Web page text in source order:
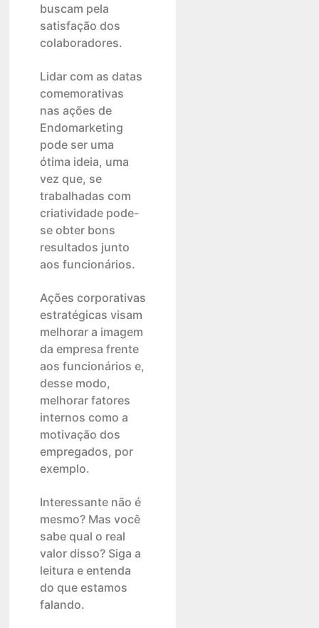
buscam pela
satisfação dos
colaboradores.
Lidar com as datas
comemorativas
nas ações de
Endomarketing
pode ser uma
ótima ideia, uma
vez que, se
trabalhadas com
criatividade pode-
se obter bons
resultados junto
aos funcionários.
Ações corporativas
estratégicas visam
melhorar a imagem
da empresa frente
aos funcionários e,
desse modo,
melhorar fatores
internos como a
motivação dos
empregados, por
exemplo.
Interessante não é
mesmo? Mas você
sabe qual o real
valor disso? Siga a
leitura e entenda
do que estamos
falando.